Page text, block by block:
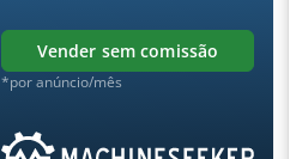
vender sem comissão
*por anúncio/mês